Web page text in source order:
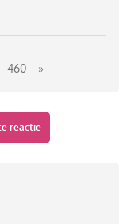
460 »
reactie